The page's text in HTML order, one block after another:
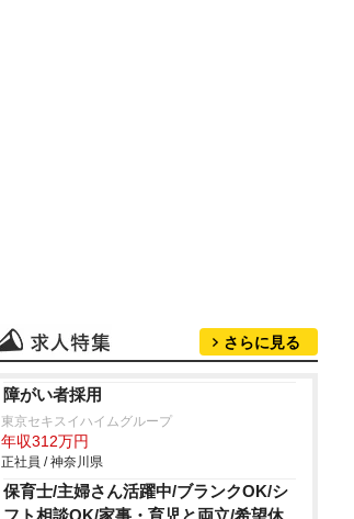
さらに見る
障がい者採用
東京セキスイハイムグループ
年収312万円
正社員 / 神奈川県
保育士/主婦さん活躍中/ブランクOK/シ
フト相談OK/家事・育児と両立/希望休